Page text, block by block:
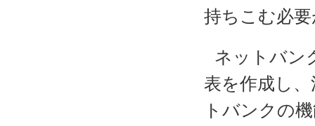
持ちこむ必
ネットバン
表を作成し
トバンクの